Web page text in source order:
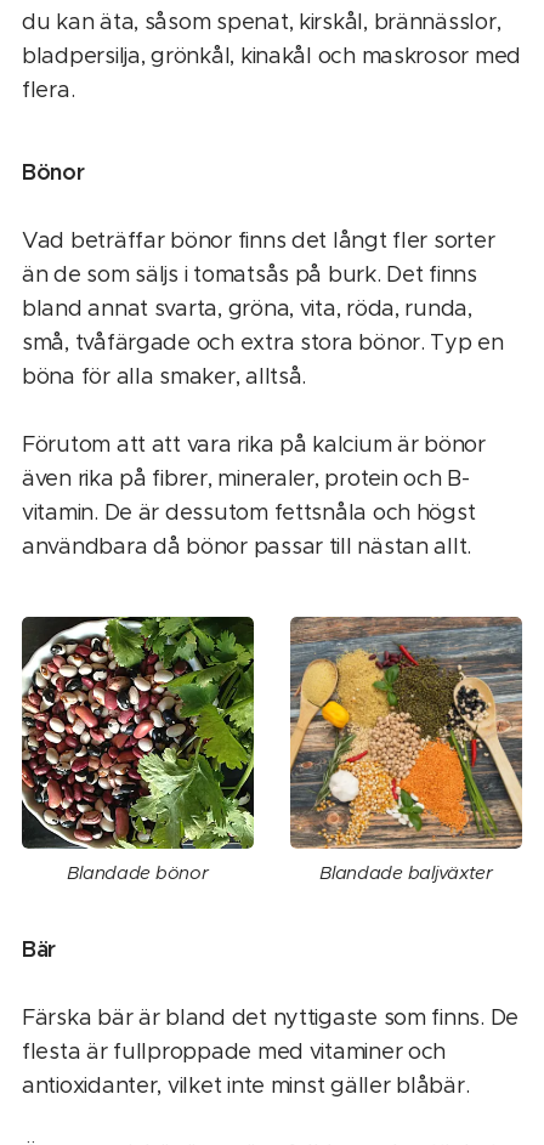
du kan äta, såsom spenat, kirskål, brännässlor,
bladpersilja, grönkål, kinakål och maskrosor med
flera.
Bönor
Vad beträffar bönor finns det långt fler sorter
än de som säljs i tomatsås på burk. Det finns
bland annat svarta, gröna, vita, röda, runda,
små, tvåfärgade och extra stora bönor. Typ en
böna för alla smaker, alltså.
Förutom att att vara rika på kalcium är bönor
även rika på fibrer, mineraler, protein och B-
vitamin. De är dessutom fettsnåla och högst
användbara då bönor passar till nästan allt.
Blandade bönor Blandade baljväxter
Bär
Färska bär är bland det nyttigaste som finns. De
flesta är fullproppade med vitaminer och
antioxidanter, vilket inte minst gäller blåbär.